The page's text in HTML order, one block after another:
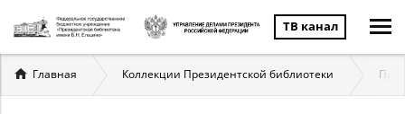
ТВ канал
Вы
здесь
Главная Коллекции Президентской библиотеки